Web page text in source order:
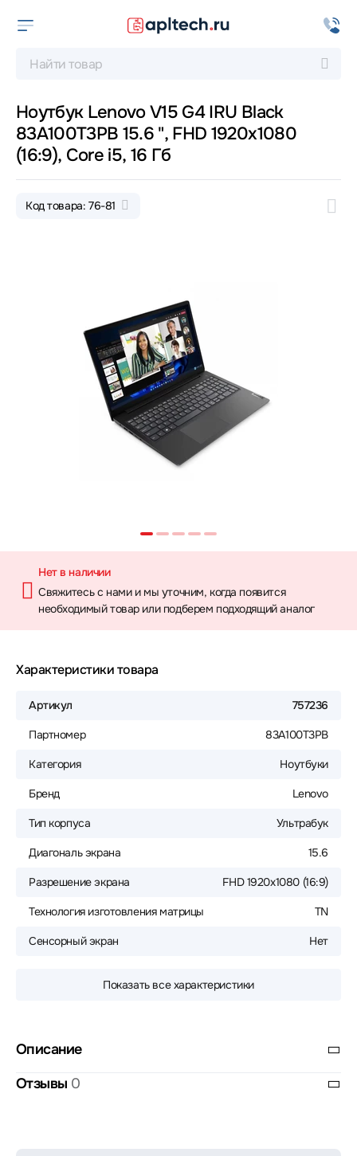
Ноутбук Lenovo V15 G4 IRU Black
83A100T3PB 15.6 ", FHD 1920x1080
(16:9), Core i5, 16 Гб
Код товара: 76-81
Нет в наличии
Свяжитесь с нами и мы уточним, когда появится
необходимый товар или подберем подходящий аналог
Характеристики товара
Артикул 757236
Партномер 83A100T3PB
Категория Ноутбуки
Бренд Lenovo
Тип корпуса Ультрабук
Диагональ экрана 15.6
Разрешение экрана FHD 1920x1080 (16:9)
Технология изготовления матрицы TN
Сенсорный экран Нет
Показать все характеристики
Описание
Отзывы 0